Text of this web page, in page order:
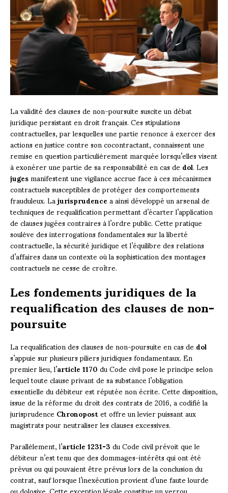
La validité des clauses de non-poursuite suscite un débat
juridique persistant en droit français. Ces stipulations
contractuelles, par lesquelles une partie renonce à exercer des
actions en justice contre son cocontractant, connaissent une
remise en question particulièrement marquée lorsqu’elles visent
à exonérer une partie de sa responsabilité en cas dedol. Les
jugesmanifestent une vigilance accrue face à ces mécanismes
contractuels susceptibles de protéger des comportements
frauduleux. Lajurisprudencea ainsi développé un arsenal de
techniques de requalification permettant d’écarter l’application
de clauses jugées contraires à l’ordre public. Cette pratique
soulève des interrogations fondamentales sur la liberté
contractuelle, la sécurité juridique et l’équilibre des relations
d’affaires dans un contexte où la sophistication des montages
contractuels ne cesse de croître.
Les fondements juridiques de la
requalification des clauses de non-
poursuite
La requalification des clauses de non-poursuite en cas dedol
s’appuie sur plusieurs piliers juridiques fondamentaux. En
premier lieu, l’article 1170du Code civil pose le principe selon
lequel toute clause privant de sa substance l’obligation
essentielle du débiteur est réputée non écrite. Cette disposition,
issue de la réforme du droit des contrats de 2016, a codifié la
jurisprudenceChronopostet offre un levier puissant aux
magistrats pour neutraliser les clauses excessives.
Parallèlement, l’article 1231-3du Code civil prévoit que le
débiteur n’est tenu que des dommages-intérêts qui ont été
prévus ou qui pouvaient être prévus lors de la conclusion du
contrat, sauf lorsque l’inexécution provient d’une faute lourde